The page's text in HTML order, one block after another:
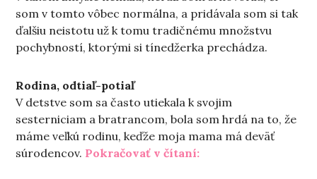
som v tomto vôbec normálna, a pridávala som si tak
ďalšiu neistotu už k tomu tradičnému množstvu
pochybností, ktorými si tínedžerka prechádza.
Rodina, odtiaľ-potiaľ
V detstve som sa často utiekala k svojim
sesterniciam a bratrancom, bola som hrdá na to, že
máme veľkú rodinu, keďže moja mama má deväť
súrodencov. Pokračovať v čítaní:„O hľadaní tej